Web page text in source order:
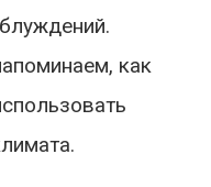
как